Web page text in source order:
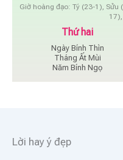
Giờ hoàng đạo: Tý (23-1),
Thứ hai
Ngày Bính Thìn
Tháng Ất Mùi
Năm Bính Ngọ
Lời hay ý đẹp